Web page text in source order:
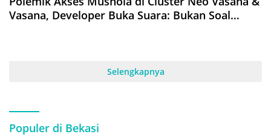
Vasana, Developer Buka Suara: Bukan Soal
Selengkapnya
Populer di Bekasi